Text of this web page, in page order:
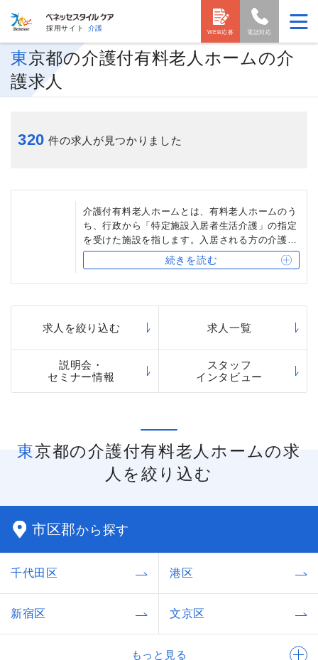
採用サイト 介護
電話対応
WEB応募
東京都の介護付有料老人ホームの介
護求人
320 件の求人が見つかりました
介護付有料老人ホームとは、有料老人ホームのう
ち、行政から「特定施設入居者生活介護」の指定
を受けた施設を指します。入居される方の介護度
に応じて、「入居時自立型」「介護専用型」「混
合型」の3タイプがあります。多くの介護付有料
老人ホームでは、24時間体制でサービスを提供し
「まどか」などのさまざまなシリーズの介護付有
続きを読む
求人を絞り込む 求人一覧
説明会・
セミナー情報
スタッフ
インタビュー
東京都の介護付有料老人ホームの求
人を絞り込む
市区郡から探す
千代田区 港区
新宿区 文京区
もっと見る